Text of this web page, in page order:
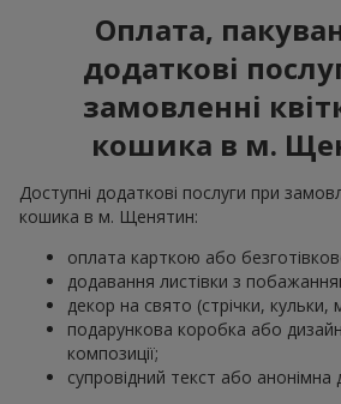
Оплата,
додаткові
замовленні
кошика в м.
Доступні додаткові послуги при
кошика в м. Щенятин:
оплата карткою або
додавання листівки з
декор на свято (стрічки, кульки,
подарункова коробка або
композиції;
супровідний текст або анонімна